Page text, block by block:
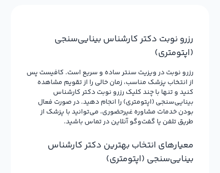
رزرو نوبت دکتر کارشناس بینایی‌سنجی
(اپتومتری)
رزرو نوبت در ویزیت سنتر ساده و سریع است. کافیست پس
از انتخاب پزشک مناسب، زمان خالی را از تقویم مشاهده
کنید و تنها با چند کلیک رزرو نوبت دکتر کارشناس
بینایی‌سنجی (اپتومتری) را انجام دهید. در صورت فعال
بودن خدمات مشاوره غیرحضوری، می‌توانید با پزشک از
طریق تلفن یا گفت‌وگو آنلاین در تماس باشید.
معیارهای انتخاب بهترین دکتر کارشناس
بینایی‌سنجی (اپتومتری)